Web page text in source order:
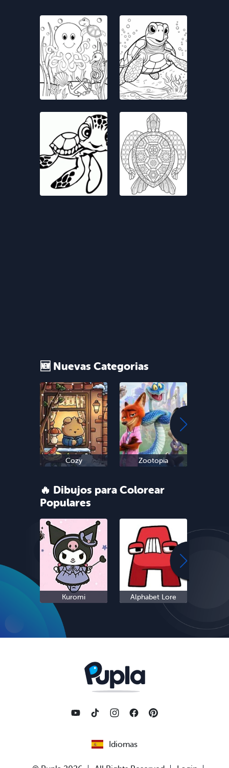
🆕 Nuevas Categorias
Cozy Zootopia
🔥 Dibujos para Colorear
Populares
Kuromi Alphabet Lore
Idiomas